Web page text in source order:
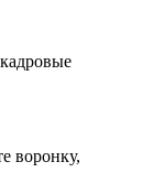
воронку,